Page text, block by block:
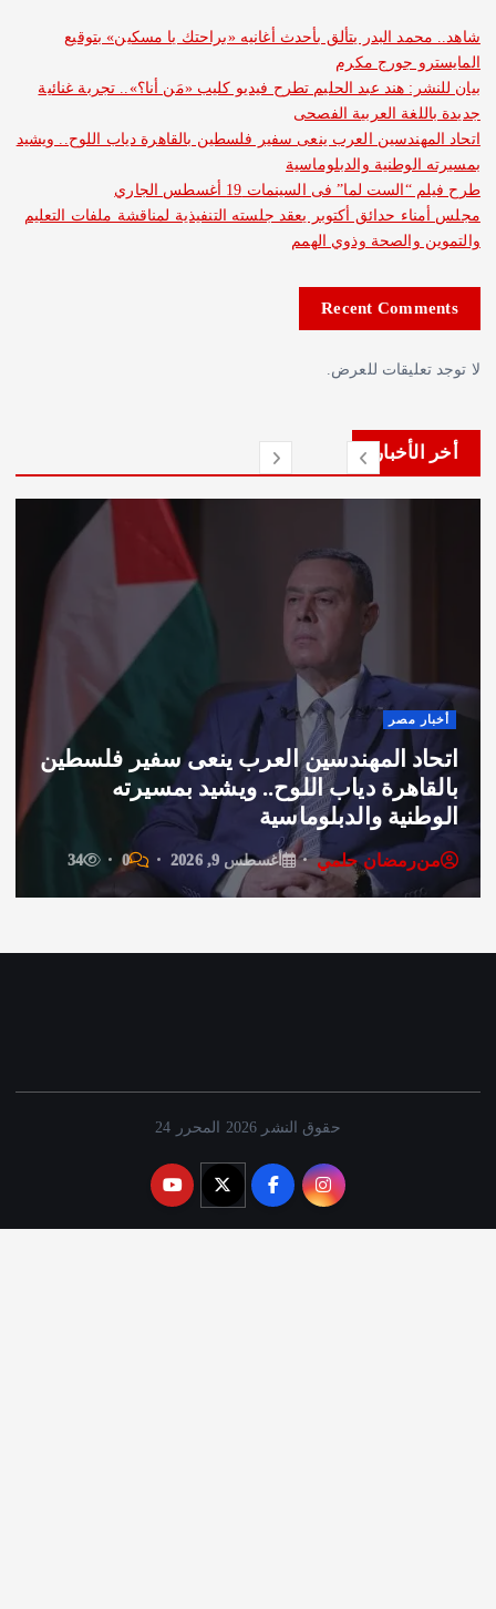
البدر يتألق بأحدث أغانيه «براحتك يا مسكين» بتوقيع
جورج مكرم
هند عبد الحليم تطرح فيديو كليب «مَن أنا؟».. تجربة غنائية
العربية الفصحى
العرب ينعى سفير فلسطين بالقاهرة دياب اللوح.. ويشيد
والدبلوماسية
لما” فى السينمات 19 أغسطس الجاري
حدائق أكتوبر يعقد جلسته التنفيذية لمناقشة ملفات التعليم
والصحة وذوي الهمم
Recent
للعرض.
المهندسين العرب ينعى سفير فلسطين
دياب اللوح.. ويشيد بمسيرته
والدبلوماسية
رمضان حلمي أغسطس 9, 2026 0
34
حقوق النشر 2026 المحرر 24